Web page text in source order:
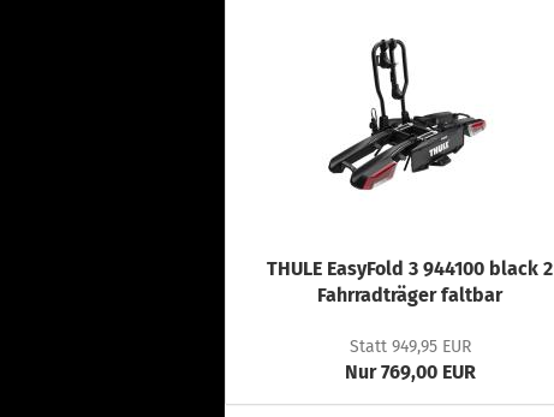
THULE EasyFold 3 944100 black 2
Fahrradträger faltbar
Statt 949,95 EUR
Nur 769,00 EUR